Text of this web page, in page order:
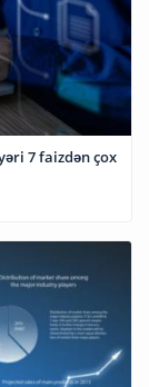
7 faizdən çox